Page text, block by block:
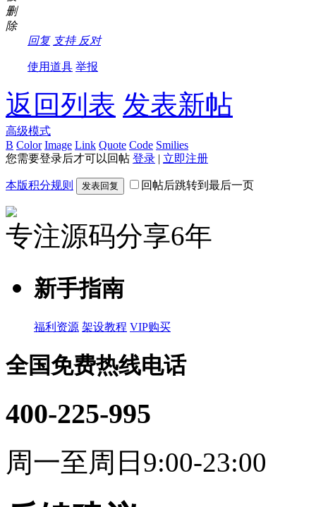
删
除
回复 支持 反对
使用道具 举报
返回列表 发表新帖
高级模式
B Color Image Link Quote Code Smilies
您需要登录后才可以回帖 登录 | 立即注册
本版积分规则 发表回复 回帖后跳转到最后一页
专注源码分享6年
新手指南
福利资源 架设教程 VIP购买
全国免费热线电话
400-225-995
周一至周日9:00-23:00